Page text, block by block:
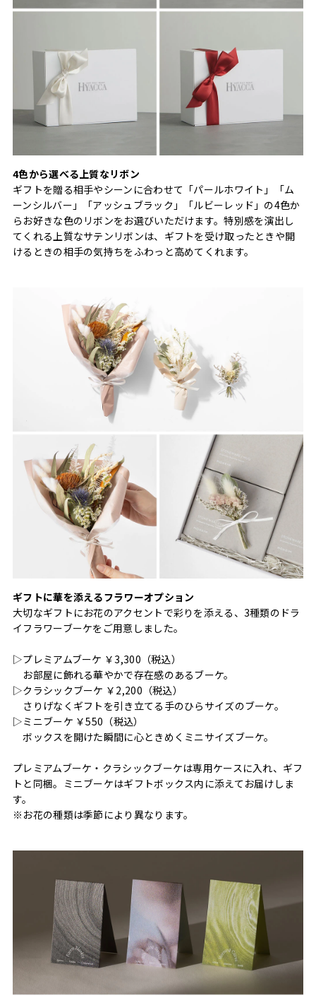
4色から選べる上質なリボン
ギフトを贈る相手やシーンに合わせて「パールホワイト」「ム
ーンシルバー」「アッシュブラック」「ルビーレッド」の4色か
らお好きな色のリボンをお選びいただけます。特別感を演出し
てくれる上質なサテンリボンは、ギフトを受け取ったときや開
けるときの相手の気持ちをふわっと高めてくれます。
ギフトに華を添えるフラワーオプション
大切なギフトにお花のアクセントで彩りを添える、3種類のドラ
イフラワーブーケをご用意しました。
▷プレミアムブーケ ￥3,300（税込）
お部屋に飾れる華やかで存在感のあるブーケ。
▷クラシックブーケ ￥2,200（税込）
さりげなくギフトを引き立てる手のひらサイズのブーケ。
▷ミニブーケ ￥550（税込）
ボックスを開けた瞬間に心ときめくミニサイズブーケ。
プレミアムブーケ・クラシックブーケは専用ケースに入れ、ギフ
トと同梱。ミニブーケはギフトボックス内に添えてお届けしま
す。
※お花の種類は季節により異なります。